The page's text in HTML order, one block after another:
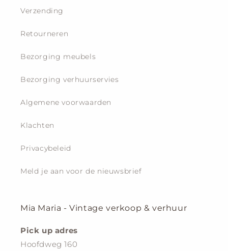
Verzending
Retourneren
Bezorging meubels
Bezorging verhuurservies
Algemene voorwaarden
Klachten
Privacybeleid
Meld je aan voor de nieuwsbrief
Mia Maria - Vintage verkoop & verhuur
Pick up adres
Hoofdweg 160